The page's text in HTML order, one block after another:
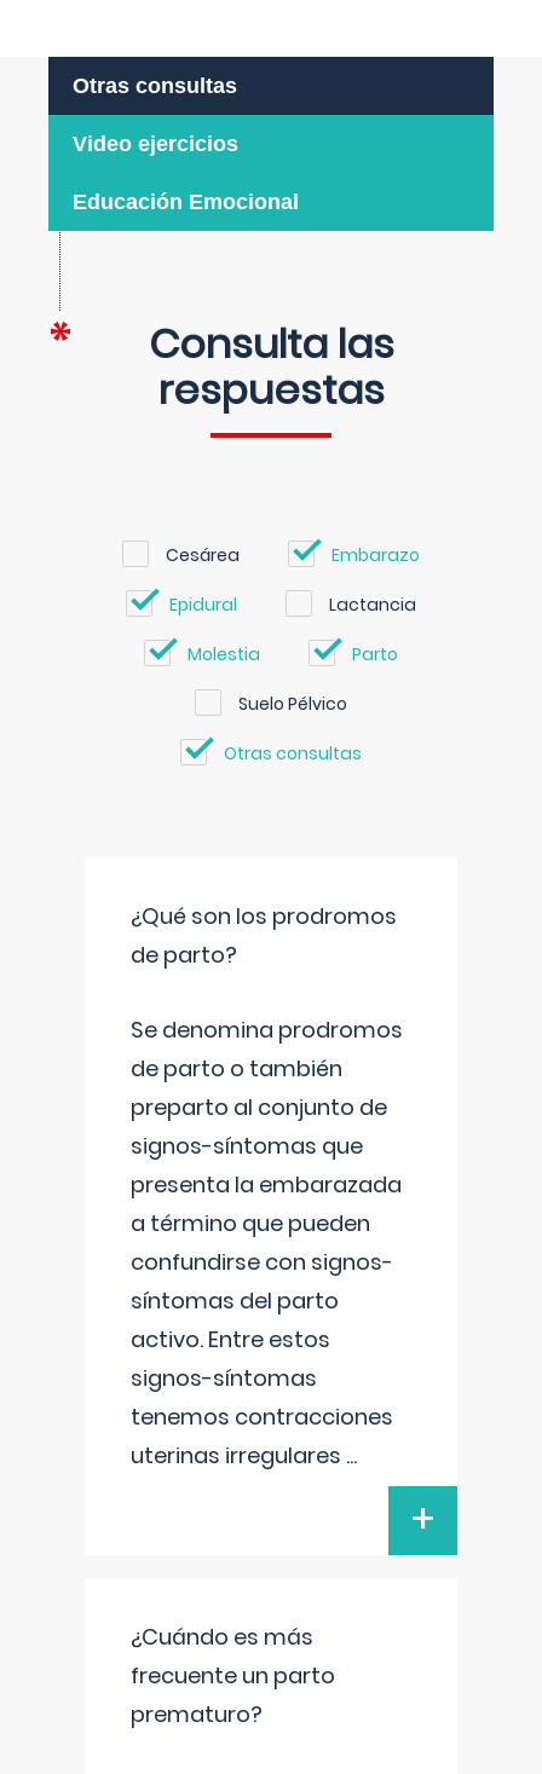
Otras consultas
Video ejercicios
Educación Emocional
Consulta las
respuestas
Cesárea Embarazo
Epidural Lactancia
Molestia Parto
Suelo Pélvico
Otras consultas
¿Qué son los prodromos
de parto?
Se denomina prodromos
de parto o también
preparto al conjunto de
signos-síntomas que
presenta la embarazada
a término que pueden
confundirse con signos-
síntomas del parto
activo. Entre estos
signos-síntomas
tenemos contracciones
uterinas irregulares ...
+
¿Cuándo es más
frecuente un parto
prematuro?